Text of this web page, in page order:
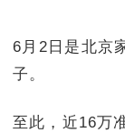
6月2日是北京
子。
至此，近16万